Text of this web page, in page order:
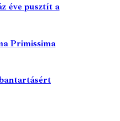
éve pusztít a
Primissima